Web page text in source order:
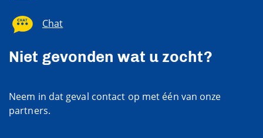
Chat
Niet gevonden wat u zocht?
Neem in dat geval contact op met één van onze
partners.